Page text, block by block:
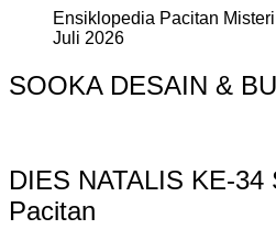
Ensiklopedia Pacitan
Juli 2026
SOOKA DESAIN &
DIES NATALIS KE-34
Pacitan